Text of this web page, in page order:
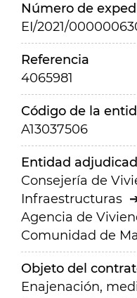
Número de
EI/2021/
Referencia
4065981
Código de la
A13037506
Entidad
Consejería de
Infraestructuras
Agencia de
Comunidad de
Objeto del
Enajenación,